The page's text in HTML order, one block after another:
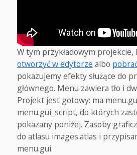
W tym przykładowym projekcie,
otworzyć w edytorze albo
pokazujemy efekty służące do
głównego. Menu zawiera tło i
Projekt jest gotowy: ma
menu.gui_script, do których
pokazany poniżej. Zasoby
do atlasu images.atlas i
menu.gui.